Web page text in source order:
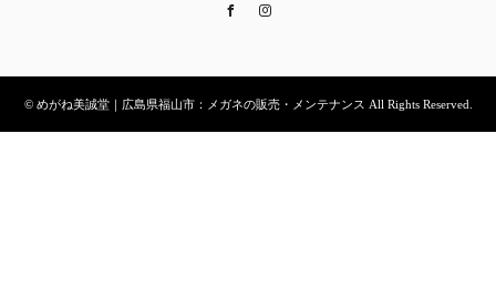
Facebook
© めがね美誠堂｜広島県福山市：メガネの販売・メンテナンス All Rights Reserved.